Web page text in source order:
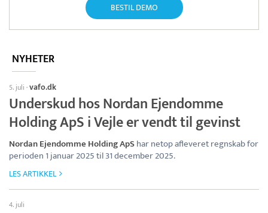
BESTIL DEMO
NYHETER
5. juli ·vafo.dk
Underskud hos Nordan Ejendomme
Holding ApS i Vejle er vendt til gevinst
Nordan Ejendomme Holding ApShar netop afleveret regnskab for
perioden 1 januar 2025 til 31 december 2025.
LES ARTIKKEL
4. juli